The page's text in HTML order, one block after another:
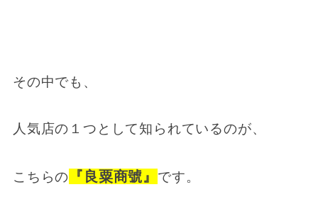
その中でも、
人気店の１つとして知られているのが、
こちらの 『良粟商號』 です。